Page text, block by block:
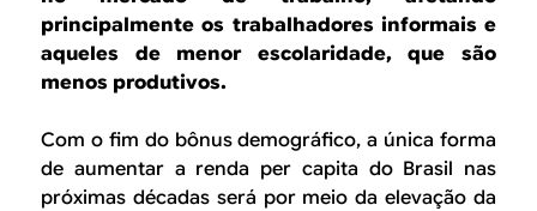
u
s
c
a
principalmente os trabalhadores informais e
aqueles de menor escolaridade, que são
menos produtivos.
Com o fim do bônus demográfico, a única forma
de aumentar a renda per capita do Brasil nas
próximas décadas será por meio da elevação da